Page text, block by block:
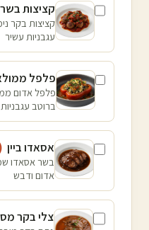
קציצות
קציצות בקר
עגבניות עשיר
פלפל
פלפל אדום
ברוטב עגבניות
אסאדו ביין
בשר אסאדו
אדום ודבש
צלי בקר מס'